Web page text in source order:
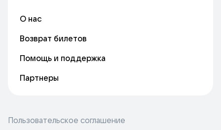
О нас
Возврат билетов
Помощь и поддержка
Партнеры
Пользовательское соглашение